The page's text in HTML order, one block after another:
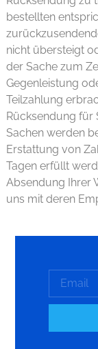
bestellten
nicht übersteigt
der Sache zum
Gegenleistung
Teilzahlung
Rücksendung für
Sachen werden
Erstattung von
Tagen erfüllt
Absendung Ihrer
uns mit deren